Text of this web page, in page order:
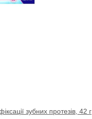
зубних протезів, 42 г